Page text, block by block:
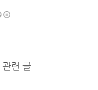
련 글